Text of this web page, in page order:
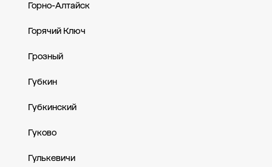
Горно-Алтайск
Горячий Ключ
Грозный
Губкин
Губкинский
Гуково
Гулькевичи